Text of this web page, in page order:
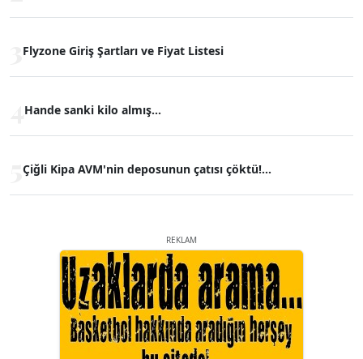
Flyzone Giriş Şartları ve Fiyat Listesi
Hande sanki kilo almış...
Çiğli Kipa AVM'nin deposunun çatısı çöktü!...
REKLAM